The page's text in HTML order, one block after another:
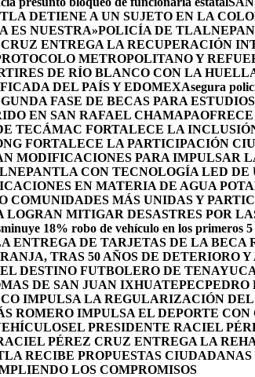
DETIENE A UN SUJETO EN LA
ES NUESTRA»POLICÍA DE
ENTREGA LA RECUPERACIÓN
METROPOLITANO Y
DE RÍO BLANCO CON LA
DEL PAÍS Y EDOMEXAsegura
FASE DE BECAS PARA
EN SAN RAFAEL CHAMAPA
TECÁMAC FORTALECE LA
FORTALECE LA PARTICIPACIÓN
MODIFICACIONES PARA IMPULSAR
CON TECNOLOGÍA LED
EN MATERIA DE AGUA
MÁS UNIDAS Y
MITIGAR DESASTRES POR
18% robo de vehículo en los primeros 5
ENTREGA DE TARJETAS DE LA BECA
TRAS 50 AÑOS DE DETERIORO Y
DESTINO FUTBOLERO DE
DE SAN JUAN IXHUATEPECPEDRO
IMPULSA LA REGULARIZACIÓN DEL
ROMERO IMPULSA EL DEPORTE
EL PRESIDENTE RACIEL
PÉREZ CRUZ ENTREGA LA
RECIBE PROPUESTAS
LOS COMPROMISOS